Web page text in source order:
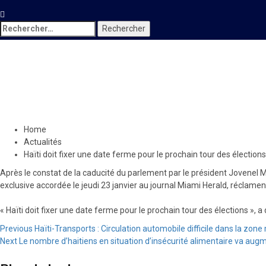
Rechercher :
Home
Actualités
Haïti doit fixer une date ferme pour le prochain tour des
Après le constat de la caducité du parlement par le président Jovenel
exclusive accordée le jeudi 23 janvier au journal Miami Herald,
« Haïti doit fixer une date ferme pour le prochain tour des élections »,
Continue
Reading
Previous Haïti-Transports : Circulation automobile difficile dans la
Next Le nombre d’haitiens en situation d’insécurité alimentaire va